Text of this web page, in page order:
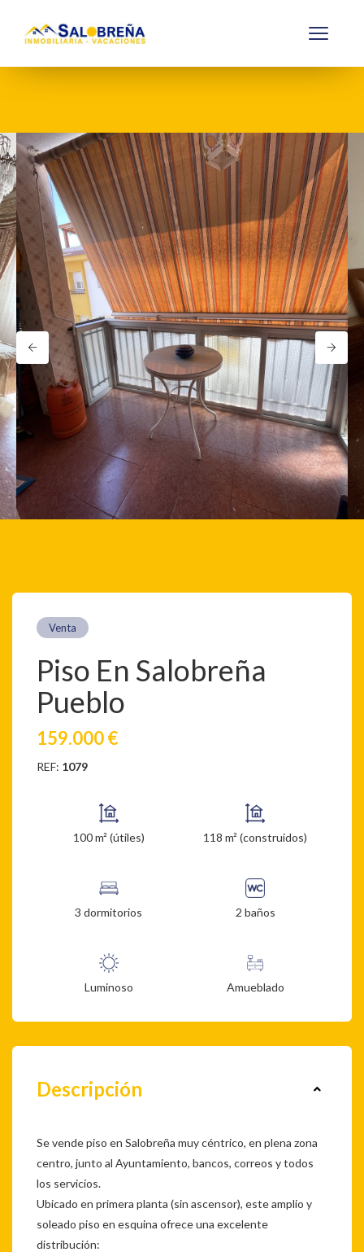
Venta
Piso En Salobreña
Pueblo
159.000 €
REF: 1079
100 m² (útiles) 118 m² (construidos)
3 dormitorios 2 baños
Luminoso Amueblado
Descripción
Se vende piso en Salobreña muy céntrico, en plena zona
centro, junto al Ayuntamiento, bancos, correos y todos
los servicios.
Ubicado en primera planta (sin ascensor), este amplio y
soleado piso en esquina ofrece una excelente
distribución: